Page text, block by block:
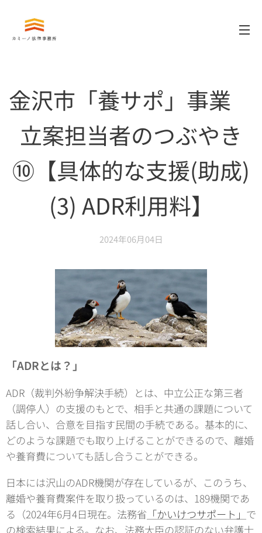
金沢市「養サポ」事業
立案担当者のつぶやき
⑩【具体的な支援(助成)
(3) ADR利用料】
2024年06月04日
「ADRとは？」
ADR（裁判外紛争解決手続）とは、中立公正な第三者
（調停人）の支援のもとで、相手と共通の課題について
話し合い、合意を目指す民間の手続である。基本的に、
どのような課題でも取り上げることができるので、離婚
や養育費についても話し合うことができる。
日本には沢山のADR機関が存在しているが、このうち、
離婚や養育費案件を取り扱っているのは、189機関であ
る（2024年6月4日現在。法務省 「かいけつサポート」 で
の検索結果による。なお、法務大臣の認証のない弁護士